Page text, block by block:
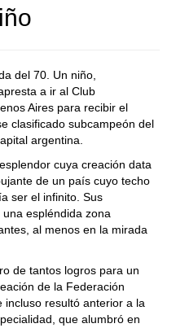
del 70. Un niño,
a ir al Club
Aires para recibir el
clasificado subcampeón del
argentina.
cuya creación data
de un país cuyo techo
ser el infinito. Sus
espléndida zona
al menos en la mirada
de tantos logros para un
de la Federación
incluso resultó anterior a la
que alumbró en